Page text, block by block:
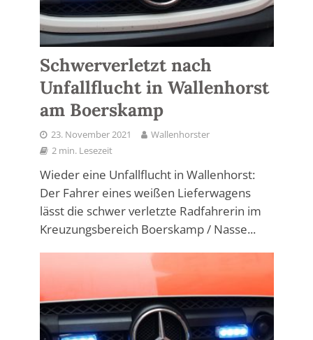
Schwerverletzt nach
Unfallflucht in Wallenhorst
am Boerskamp
23. November 2021
Wallenhorster
2 min. Lesezeit
Wieder eine Unfallflucht in Wallenhorst:
Der Fahrer eines weißen Lieferwagens
lässt die schwer verletzte Radfahrerin im
Kreuzungsbereich Boerskamp / Nasse...